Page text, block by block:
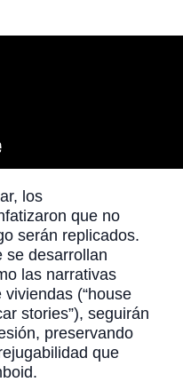
los
que no
serán replicados.
se desarrollan
las narrativas
(“house
stories”), seguirán
preservando
que